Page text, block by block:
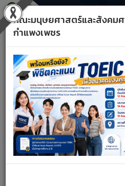
A+ A–
คณะมนุษยศาสตร์และสังคม
กำแพงเพชร
Previous
หน้าหลัก ด้านวิชาการ